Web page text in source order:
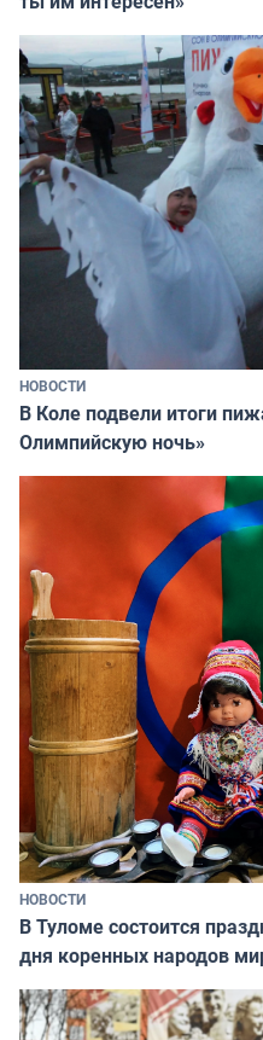
НОВОСТИ
В Коле подвели итоги
Олимпийскую ночь»
НОВОСТИ
В Туломе состоится
дня коренных народов